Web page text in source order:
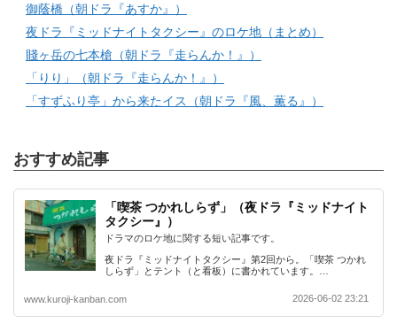
御蔭橋（朝ドラ『あすか』）
夜ドラ『ミッドナイトタクシー』のロケ地（まとめ）
賤ヶ岳の七本槍（朝ドラ『走らんか！』）
「りり」（朝ドラ『走らんか！』）
「すずふり亭」から来たイス（朝ドラ『風、薫る』）
おすすめ記事
「喫茶 つかれしらず」（夜ドラ『ミッドナイト
タクシー』）
ドラマのロケ地に関する短い記事です。
夜ドラ『ミッドナイトタクシー』第2回から。「喫茶 つかれ
しらず」とテント（と看板）に書かれています。…
www.kuroji-kanban.com 2026-06-02 23:21